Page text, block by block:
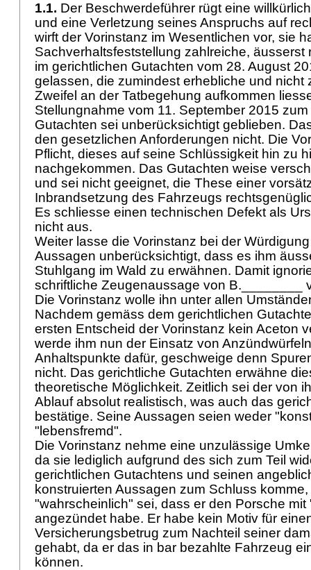
1.1. Der Beschwerdeführer rügt eine
und eine Verletzung seines Anspruchs auf
wirft der Vorinstanz im Wesentlichen vor, sie
Sachverhaltsfeststellung zahlreiche, äusserst
im gerichtlichen Gutachten vom 28. August
gelassen, die zumindest erhebliche und nicht
Zweifel an der Tatbegehung aufkommen
Stellungnahme vom 11. September 2015
Gutachten sei unberücksichtigt geblieben.
den gesetzlichen Anforderungen nicht. Die
Pflicht, dieses auf seine Schlüssigkeit hin zu
nachgekommen. Das Gutachten weise
und sei nicht geeignet, die These einer
Inbrandsetzung des Fahrzeugs
Es schliesse einen technischen Defekt als
nicht aus.
Weiter lasse die Vorinstanz bei der
Aussagen unberücksichtigt, dass es ihm
Stuhlgang im Wald zu erwähnen. Damit
schriftliche Zeugenaussage von B.________
Die Vorinstanz wolle ihn unter allen
Nachdem gemäss dem gerichtlichen
ersten Entscheid der Vorinstanz kein Aceton
werde ihm nun der Einsatz von
Anhaltspunkte dafür, geschweige denn
nicht. Das gerichtliche Gutachten erwähne
theoretische Möglichkeit. Zeitlich sei der von
Ablauf absolut realistisch, was auch das
bestätige. Seine Aussagen seien weder
"lebensfremd".
Die Vorinstanz nehme eine unzulässige
da sie lediglich aufgrund des sich zum Teil
gerichtlichen Gutachtens und seinen
konstruierten Aussagen zum Schluss
"wahrscheinlich" sei, dass er den Porsche
angezündet habe. Er habe kein Motiv für
Versicherungsbetrug zum Nachteil seiner
gehabt, da er das in bar bezahlte Fahrzeug
können.